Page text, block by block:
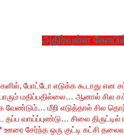
அதிர்வுள்ள
போட்டோ எடுக்க கூடாது என
மதிப்பதில்லை… ஆனால் சில
வேண்டும்… மீறி எடுத்தால் சில
வாய்ப்புண்டு… சிலை திருட்டில்
சேர்ந்த ஒரு குட்டி கட்சி